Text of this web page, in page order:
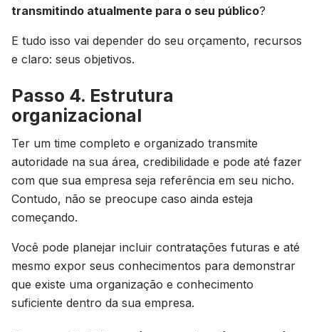
transmitindo atualmente para o seu público?
E tudo isso vai depender do seu orçamento, recursos
e claro: seus objetivos.
Passo 4. Estrutura
organizacional
Ter um time completo e organizado transmite
autoridade na sua área, credibilidade e pode até fazer
com que sua empresa seja referência em seu nicho.
Contudo, não se preocupe caso ainda esteja
começando.
Você pode planejar incluir contratações futuras e até
mesmo expor seus conhecimentos para demonstrar
que existe uma organização e conhecimento
suficiente dentro da sua empresa.